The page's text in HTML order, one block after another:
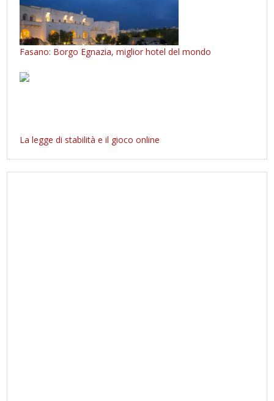
Fasano: Borgo Egnazia, miglior hotel del mondo
La legge di stabilità e il gioco online